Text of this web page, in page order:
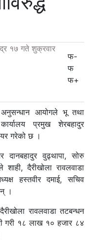
१७ गते शुक्रवार
फ-
फ
फ+
अनुसन्धान आयोगले भू तथा
प्रमुख शेरबहादुर
गरेको छ ।
दानबहादुर वुढ्थापा, सोरु
दैरीखोला रावलवाडा
हस्तवीर दमाई, सचिव
।
रावलवाडा तटबन्धन
गरी १८ लाख १० हजार ८४